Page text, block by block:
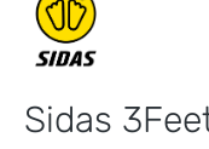
Sidas